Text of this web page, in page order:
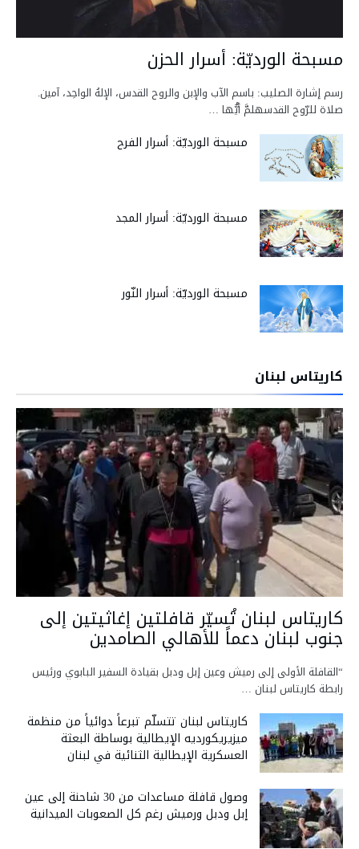
مسبحة الورديّة: أسرار الحزن
رسم إشارة الصليب: باسم الآب والإبن والروح القدس، الإلهُ الواحِد، آمين.
صلاة للرّوح القدسهلمَّ أيُّها …
مسبحة الورديّة: أسرار الفرح
مسبحة الورديّة: أسرار المجد
مسبحة الورديّة: أسرار النّور
كاريتاس لبنان
كاريتاس لبنان تُسيّر قافلتين إغاثيتين إلى
جنوب لبنان دعماً للأهالي الصامدين
“القافلة الأولى إلى رميش وعين إبل ودبل بقيادة السفير البابوي ورئيس
رابطة كاريتاس لبنان …
كاريتاس لبنان تتسلّم تبرعاً دوائياً من منظمة
ميزيريكورديه الإيطالية بوساطة البعثة
العسكرية الإيطالية الثنائية في لبنان
وصول قافلة مساعدات من 30 شاحنة إلى عين
إبل ودبل ورميش رغم كل الصعوبات الميدانية